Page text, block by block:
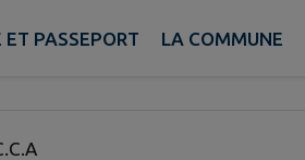
PASSEPORT LA COMMUNE